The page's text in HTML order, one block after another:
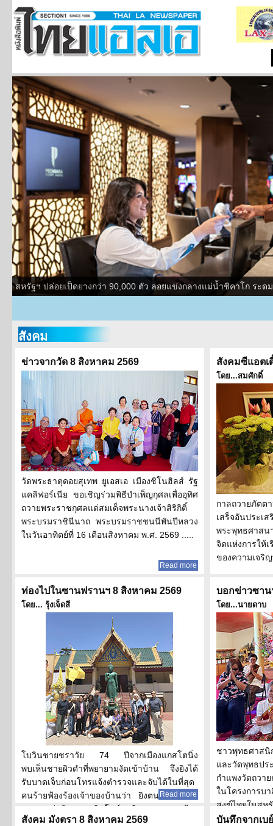
สหรัฐฯ ปล่อยเป็ดยางกว่า 90,000 ตัว ลอยแข่งกลางแม่น้ำชิคาโก ระ
สังคม
ข่าวจากวัด 8 สิงหาคม 2569
วัดพระธาตุดอยสุเทพ ยูเอสเอ เมืองชิโนฮิลส์ รัฐ
แคลิฟอร์เนีย ขอเชิญร่วมพิธีบำเพ็ญกุศลเพื่ออุทิศ
ถวายพระราชกุศลแด่สมเด็จพระนางเจ้าสิริกิติ์
พระบรมราชินีนาถ พระบรมราชชนนีพันปีหลวง
ในวันอาทิตย์ที่ 16 เดือนสิงหาคม พ.ศ. 2569 .....
Read more
ท่องไปในซานฟรานฯ 8 สิงหาคม 2569
โดย... รุ้งเจ็ดสี
โบวินชายชราวัย 74 ปีจากเมืองแกสโตนิ่ง
พบเห็นชายผิวดำที่พยายามงัดเข้าบ้าน จึงยิงได้
รับบาดเจ็บก่อนโทรแจ้งตำรวจและจับได้ในที่สุด
คนร้ายฟ้องร้องเจ้าของบ้านว่า ยิงตนทำเกินกว่า
เหตุ แต่กล้องวงจรปิดโชว์พฤติกรรมของคนร้าย
......
Read more
สังคม มังตรา 8 สิงหาคม 2569
สังคมซีแอตเ
โดย...สมศักดิ์
กาลถวายภัตต
เสร็จอันประเ
พระพุทธศาสน
จิตแห่งการให้
ของความเจริ
บอกข่าวซาน
โดย...นายดาบ
ชาวพุทธศาสนิ
และวัดพุทธปร
กำแพงวัดถวา
ในโครงการ
สงฆ์ไทยในสห
บันทึกจากเ